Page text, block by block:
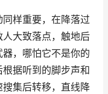
样重要，在降落过
大致落点，触地后
，哪怕它不是你的
据听到的脚步声和
集后转移，直线降